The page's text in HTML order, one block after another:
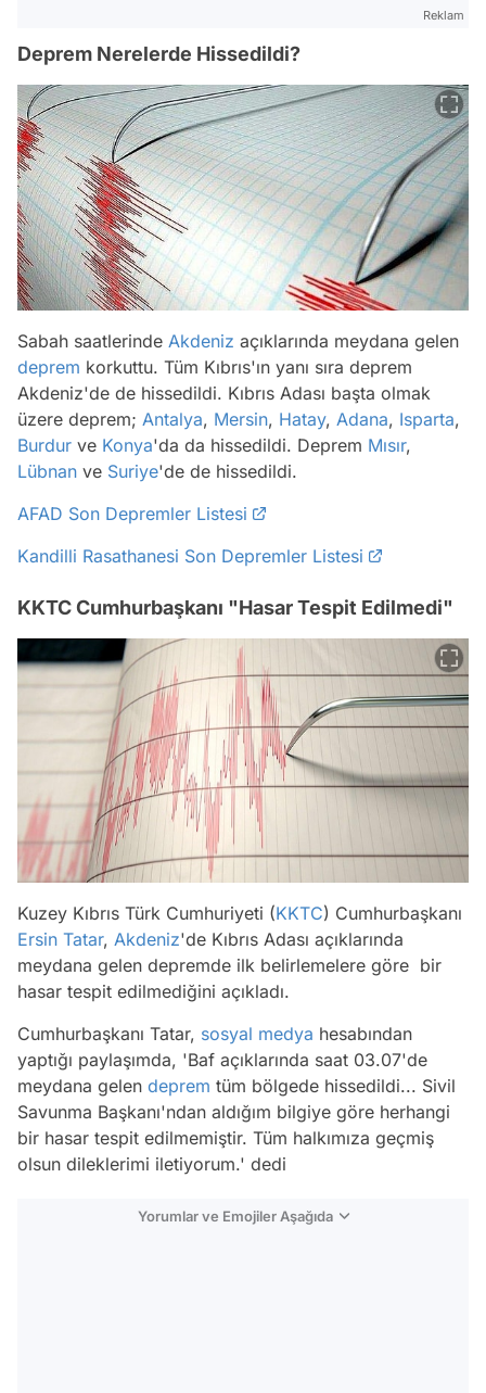
Reklam
Deprem Nerelerde Hissedildi?
Sabah saatlerinde Akdeniz açıklarında meydana gelen
deprem korkuttu. Tüm Kıbrıs'ın yanı sıra deprem
Akdeniz'de de hissedildi. Kıbrıs Adası başta olmak
üzere deprem; Antalya, Mersin, Hatay, Adana, Isparta,
Burdur ve Konya'da da hissedildi. Deprem Mısır,
Lübnan ve Suriye'de de hissedildi.
AFAD Son Depremler Listesi
Kandilli Rasathanesi Son Depremler Listesi
KKTC Cumhurbaşkanı "Hasar Tespit Edilmedi"
Kuzey Kıbrıs Türk Cumhuriyeti (KKTC) Cumhurbaşkanı
Ersin Tatar, Akdeniz'de Kıbrıs Adası açıklarında
meydana gelen depremde ilk belirlemelere göre bir
hasar tespit edilmediğini açıkladı.
Cumhurbaşkanı Tatar, sosyal medya hesabından
yaptığı paylaşımda, 'Baf açıklarında saat 03.07'de
meydana gelen deprem tüm bölgede hissedildi... Sivil
Savunma Başkanı'ndan aldığım bilgiye göre herhangi
bir hasar tespit edilmemiştir. Tüm halkımıza geçmiş
olsun dileklerimi iletiyorum.' dedi
Yorumlar ve Emojiler Aşağıda